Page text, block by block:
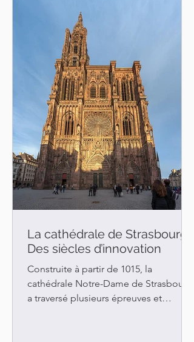
La cathédrale de Strasbourg-
Des siècles d’innovation
Construite à partir de 1015, la
cathédrale Notre-Dame de Strasbourg
a traversé plusieurs épreuves et